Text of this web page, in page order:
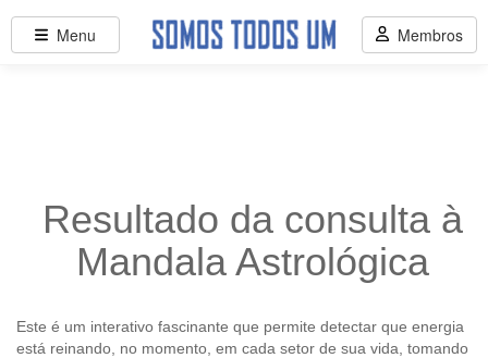
Resultado da consulta à
Mandala Astrológica
Este é um interativo fascinante que permite detectar que energia
está reinando, no momento, em cada setor de sua vida, tomando
Menu Membros